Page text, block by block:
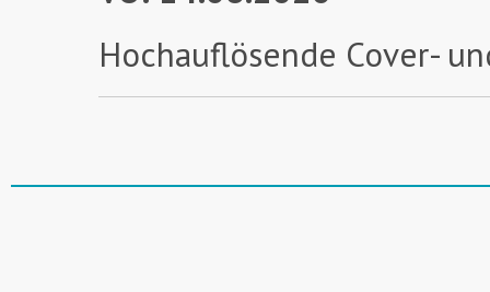
Hochauflösende Cover-